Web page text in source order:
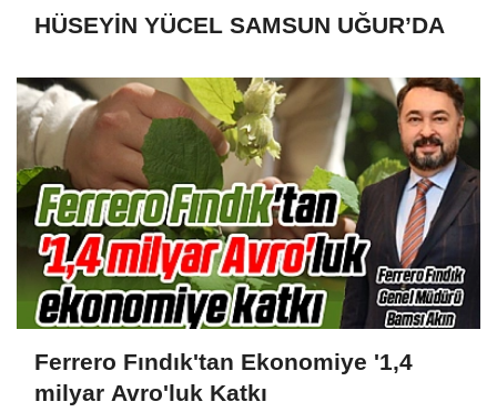
HÜSEYİN YÜCEL SAMSUN UĞUR’DA
Ferrero Fındık'tan Ekonomiye '1,4
milyar Avro'luk Katkı